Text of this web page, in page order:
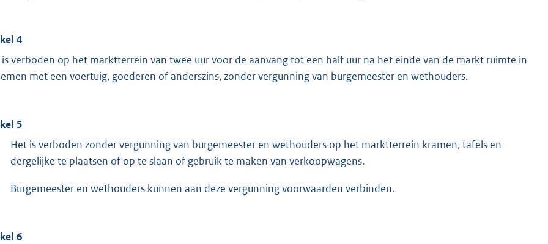
4
verboden op het marktterrein van twee uur voor de aanvang tot een half uur na het einde van de markt ruimte in
met een voertuig, goederen of anderszins, zonder vergunning van burgemeester en wethouders.
5
Het is verboden zonder vergunning van burgemeester en wethouders op het marktterrein kramen, tafels en
dergelijke te plaatsen of op te slaan of gebruik te maken van verkoopwagens.
Burgemeester en wethouders kunnen aan deze vergunning voorwaarden verbinden.
6